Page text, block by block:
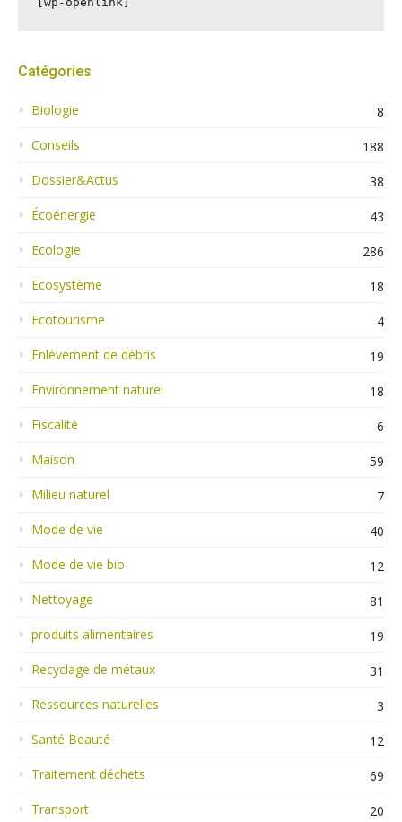
Catégories
Biologie
8
Conseils
188
Dossier&Actus
38
Écoénergie
43
Ecologie
286
Ecosystème
18
Ecotourisme
4
Enlèvement de débris
19
Environnement naturel
18
Fiscalité
6
Maison
59
Milieu naturel
7
Mode de vie
40
Mode de vie bio
12
Nettoyage
81
produits alimentaires
19
Recyclage de métaux
31
Ressources naturelles
3
Santé Beauté
12
Traitement déchets
69
Transport
20